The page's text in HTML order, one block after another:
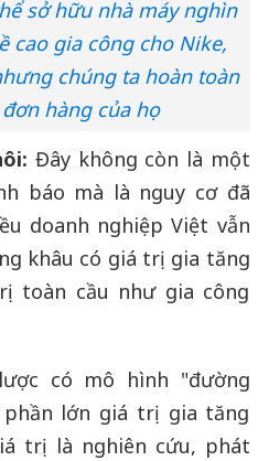
sở hữu nhà máy nghìn
cao gia công cho Nike,
chúng ta hoàn toàn
hàng của họ
Đây không còn là một
báo mà là nguy cơ đã
doanh nghiệp Việt vẫn
khâu có giá trị gia tăng
toàn cầu như gia công
có mô hình "đường
phần lớn giá trị gia tăng
trị là nghiên cứu, phát